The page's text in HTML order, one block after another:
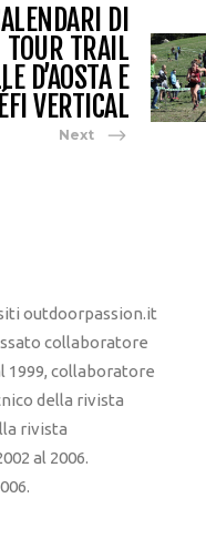
DI
TOUR TRAIL
D’AOSTA E
VERTICAL
Next
outdoorpassion.it
collaboratore
1999, collaboratore
della rivista
rivista
al 2006.